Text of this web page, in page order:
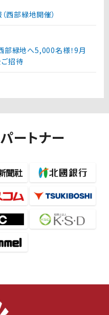
西部緑地開催）
部緑地へ5,000名様！9月
招待
ートナー